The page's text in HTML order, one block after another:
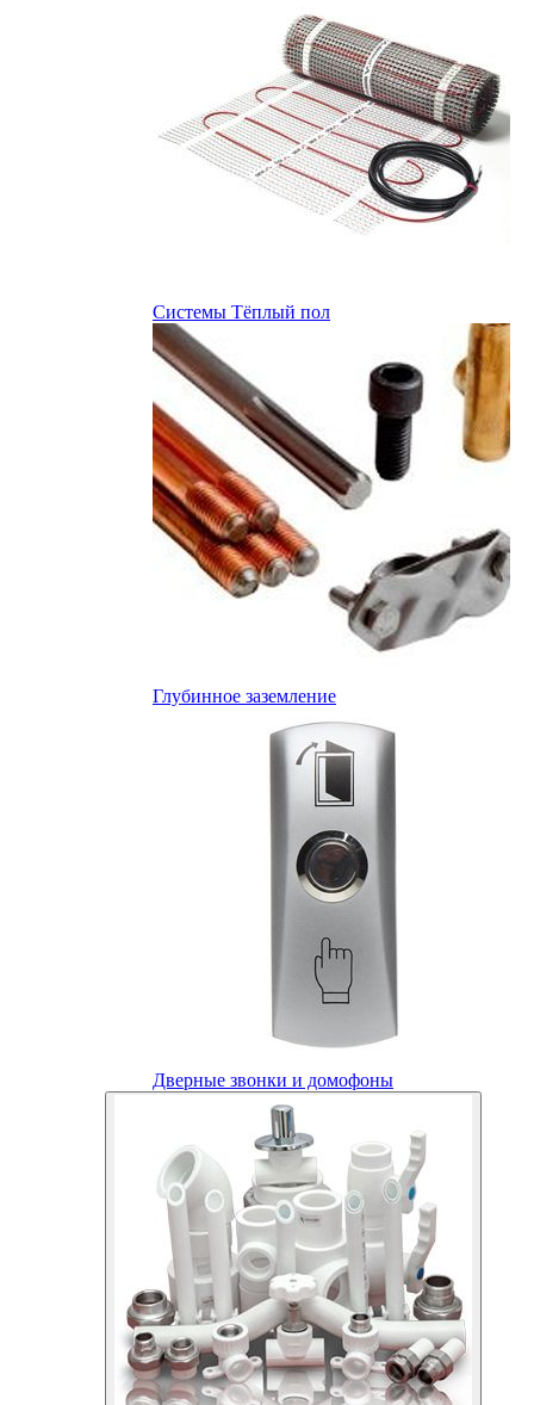
Системы Тёплый пол
Глубинное заземление
Дверные звонки и домофоны